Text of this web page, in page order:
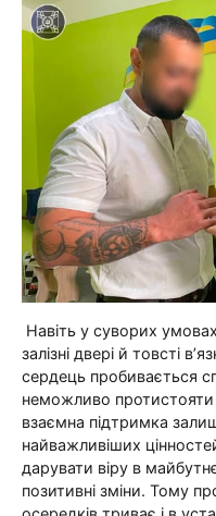
Навіть у суворих умовах
залізні двері й товсті
сердець пробивається
неможливо
взаємна підтримка
найважливіших
дарувати віру в
позитивні зміни. Тому